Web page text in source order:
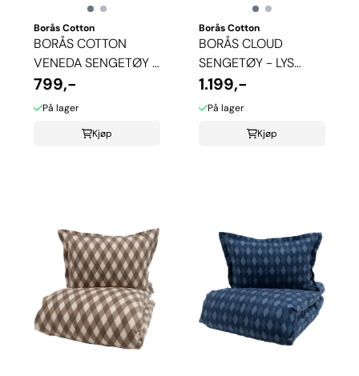
Borås Cotton
BORÅS COTTON
VENEDA SENGETØY -
ROSA
799,-
På lager
Kjøp
Borås Cotton
BORÅS CLOUD
SENGETØY - LYS
GRØNN
1.199,-
På lager
Kjøp